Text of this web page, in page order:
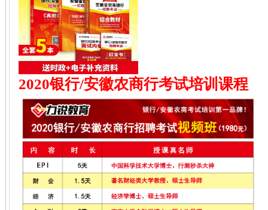
2020银行/安徽农商行考试培训课程